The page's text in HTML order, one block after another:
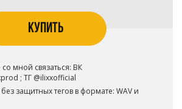
КУПИТЬ
со мной связаться: ВК
; ТГ @ilixxofficial
защитных тегов в формате: WAV и